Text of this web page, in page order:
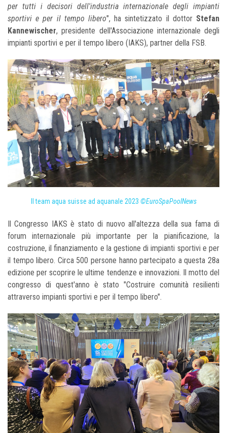
per tutti i decisori dell'industria internazionale degli impianti
sportivi e per il tempo libero", ha sintetizzato il dottor Stefan
Kannewischer, presidente dell'Associazione internazionale degli
impianti sportivi e per il tempo libero (IAKS), partner della FSB.
Il team aqua suisse ad aquanale 2023 ©EuroSpaPoolNews
Il Congresso IAKS è stato di nuovo all'altezza della sua fama di
forum internazionale più importante per la pianificazione, la
costruzione, il finanziamento e la gestione di impianti sportivi e per
il tempo libero. Circa 500 persone hanno partecipato a questa 28a
edizione per scoprire le ultime tendenze e innovazioni. Il motto del
congresso di quest'anno è stato "Costruire comunità resilienti
attraverso impianti sportivi e per il tempo libero".